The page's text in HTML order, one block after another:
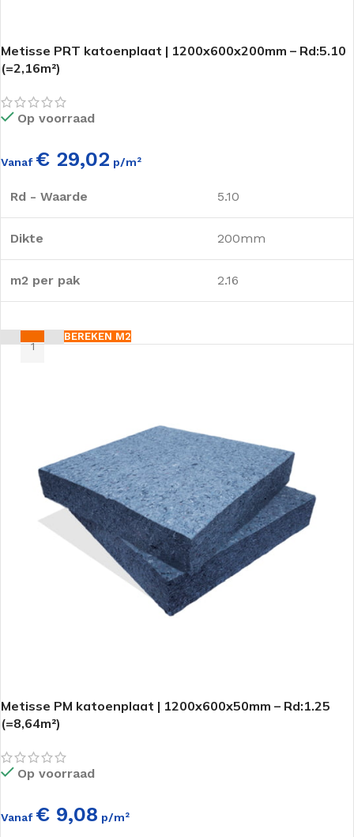
Metisse PRT katoenplaat | 1200x600x200mm – Rd:5.10
(=2,16m²)
Op voorraad
Vanaf € 29,02 p/m²
Rd - Waarde 5.10
Dikte 200mm
m2 per pak 2.16
BEREKEN M2
Metisse PM katoenplaat | 1200x600x50mm – Rd:1.25
(=8,64m²)
Op voorraad
Vanaf € 9,08 p/m²